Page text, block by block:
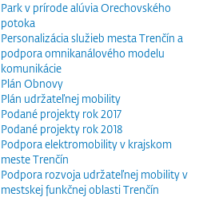
Park v prírode alúvia Orechovského
potoka
Personalizácia služieb mesta Trenčín a
podpora omnikanálového modelu
komunikácie
Plán Obnovy
Plán udržateľnej mobility
Podané projekty rok 2017
Podané projekty rok 2018
Podpora elektromobility v krajskom
meste Trenčín
Podpora rozvoja udržateľnej mobility v
mestskej funkčnej oblasti Trenčín